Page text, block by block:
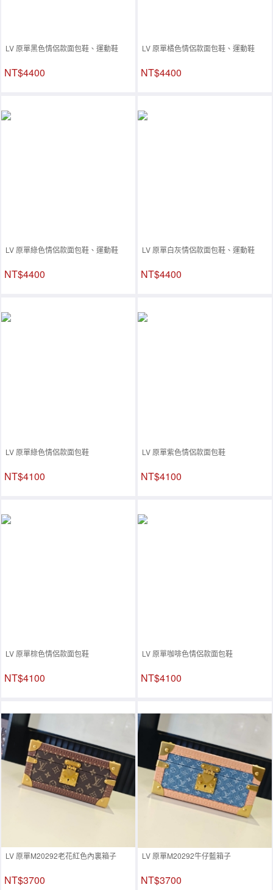
LV 原單黑色情侶款面包鞋、運動鞋
NT$4400
LV 原單橘色情侶款面包鞋、運動鞋
NT$4400
LV 原單綠色情侶款面包鞋、運動鞋
NT$4400
LV 原單白灰情侶款面包鞋、運動鞋
NT$4400
LV 原單綠色情侶款面包鞋
NT$4100
LV 原單紫色情侶款面包鞋
NT$4100
LV 原單棕色情侶款面包鞋
NT$4100
LV 原單咖啡色情侶款面包鞋
NT$4100
LV 原單M20292老花紅色內裏箱子
NT$3700
LV 原單M20292牛仔藍箱子
NT$3700